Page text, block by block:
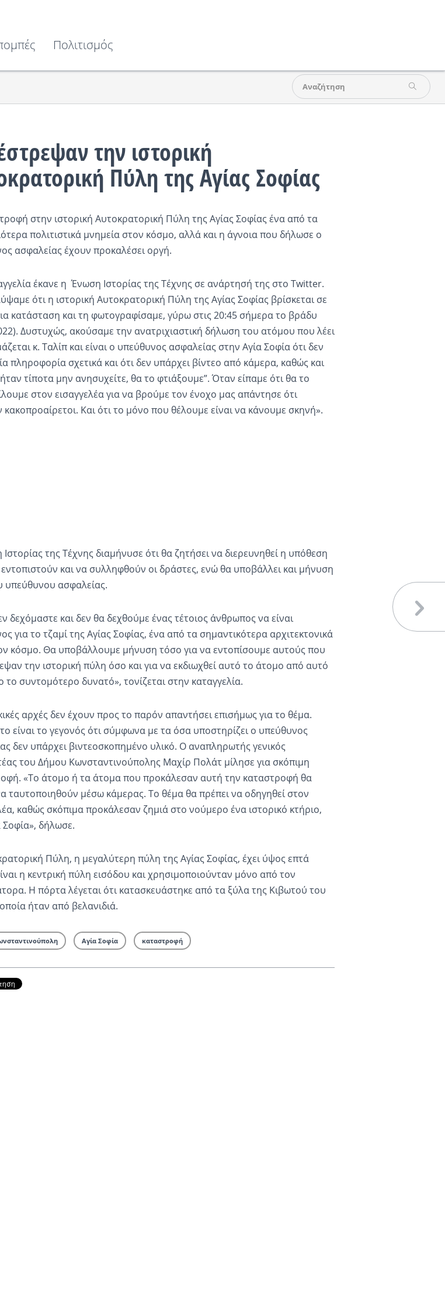
Πολιτισμός
την ιστορική
Πύλη της Αγίας Σοφίας
στην ιστορική Αυτοκρατορική Πύλη της Αγίας Σοφίας ένα από τα
πολιτιστικά μνημεία στον κόσμο, αλλά και η άγνοια που δήλωσε ο
ασφαλείας έχουν προκαλέσει οργή.
έκανε η Ένωση Ιστορίας της Τέχνης σε ανάρτησή της στο Twitter.
ότι η ιστορική Αυτοκρατορική Πύλη της Αγίας Σοφίας βρίσκεται σε
κατάσταση και τη φωτογραφίσαμε, γύρω στις 20:45 σήμερα το βράδυ
Δυστυχώς, ακούσαμε την ανατριχιαστική δήλωση του ατόμου που λέει
κ. Ταλίπ και είναι ο υπεύθυνος ασφαλείας στην Αγία Σοφία ότι δεν
πληροφορία σχετικά και ότι δεν υπάρχει βίντεο από κάμερα, καθώς και
ήταν τίποτα μην ανησυχείτε, θα το φτιάξουμε”. Όταν είπαμε ότι θα το
στον εισαγγελέα για να βρούμε τον ένοχο μας απάντησε ότι
Και ότι το μόνο που θέλουμε είναι να κάνουμε σκηνή».
της Τέχνης διαμήνυσε ότι θα ζητήσει να διερευνηθεί η υπόθεση
και να συλληφθούν οι δράστες, ενώ θα υποβάλλει και μήνυση
υπεύθυνου ασφαλείας.
δεχόμαστε και δεν θα δεχθούμε ένας τέτοιος άνθρωπος να είναι
για το τζαμί της Αγίας Σοφίας, ένα από τα σημαντικότερα αρχιτεκτονικά
κόσμο. Θα υποβάλλουμε μήνυση τόσο για να εντοπίσουμε αυτούς που
την ιστορική πύλη όσο και για να εκδιωχθεί αυτό το άτομο από αυτό
το συντομότερο δυνατό», τονίζεται στην καταγγελία.
αρχές δεν έχουν προς το παρόν απαντήσει επισήμως για το θέμα.
είναι το γεγονός ότι σύμφωνα με τα όσα υποστηρίζει ο υπεύθυνος
δεν υπάρχει βιντεοσκοπημένο υλικό. Ο αναπληρωτής γενικός
του Δήμου Κωνσταντινούπολης Μαχίρ Πολάτ μίλησε για σκόπιμη
«Το άτομο ή τα άτομα που προκάλεσαν αυτή την καταστροφή θα
ταυτοποιηθούν μέσω κάμερας. Το θέμα θα πρέπει να οδηγηθεί στον
καθώς σκόπιμα προκάλεσαν ζημιά στο νούμερο ένα ιστορικό κτήριο,
Σοφία», δήλωσε.
Πύλη, η μεγαλύτερη πύλη της Αγίας Σοφίας, έχει ύψος επτά
η κεντρική πύλη εισόδου και χρησιμοποιούνταν μόνο από τον
Η πόρτα λέγεται ότι κατασκευάστηκε από τα ξύλα της Κιβωτού του
ήταν από βελανιδιά.
Αγία Σοφία καταστροφή